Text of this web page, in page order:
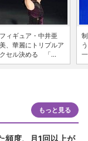
フィギュア・中井亜
美、華麗にトリプルア
クセル決める 「...
もっと見る
頻度、月1回以上が